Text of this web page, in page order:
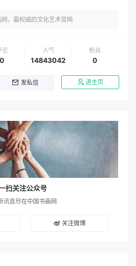
网，最权威的文化艺术官网
论
0
人气
14843042
粉丝
0
发私信 进主页
扫关注公众号
讯息尽在中国书画网
关注微博